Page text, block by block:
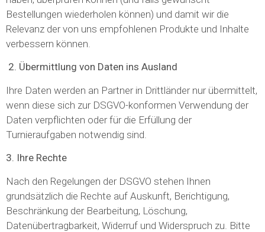
Bestellungen wiederholen können) und damit wir die
Relevanz der von uns empfohlenen Produkte und Inhalte
verbessern können.
2. Übermittlung von Daten ins Ausland
Ihre Daten werden an Partner in Drittländer nur übermittelt,
wenn diese sich zur DSGVO-konformen Verwendung der
Daten verpflichten oder für die Erfüllung der
Turnieraufgaben notwendig sind.
3. Ihre Rechte
Nach den Regelungen der DSGVO stehen Ihnen
grundsätzlich die Rechte auf Auskunft, Berichtigung,
Beschränkung der Bearbeitung, Löschung,
Datenübertragbarkeit, Widerruf und Widerspruch zu. Bitte